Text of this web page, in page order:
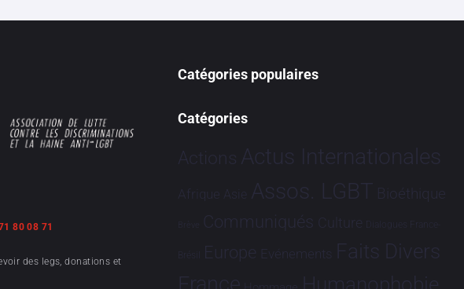
80 08 71
des legs, donations et
Catégories populaires
Catégories
Actions Actus Internationales
Afrique Asie Assos. LGBT Bioéthique
Brève Communiqués Culture Dialogues France-
Brésil Europe Evénements Faits Divers
Humanophobie